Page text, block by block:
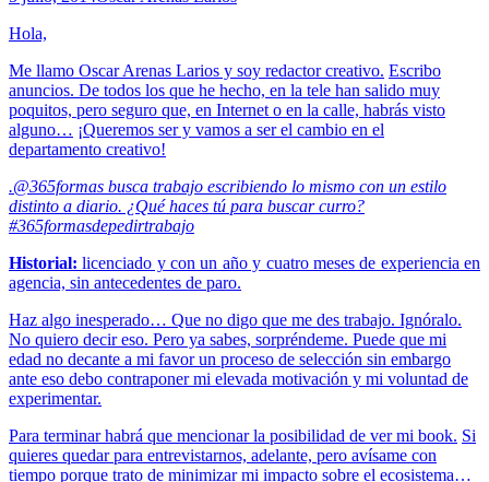
Hola,
Me llamo Oscar Arenas Larios y soy redactor creativo. Escribo
anuncios. De todos los que he hecho, en la tele han salido muy
poquitos, pero seguro que, en Internet o en la calle, habrás visto
alguno… ¡Queremos ser y vamos a ser el cambio en el
departamento creativo!
.@365formas busca trabajo escribiendo lo mismo con un estilo
distinto a diario. ¿Qué haces tú para buscar curro?
#365formasdepedirtrabajo
Historial: licenciado y con un año y cuatro meses de experiencia en
agencia, sin antecedentes de paro.
Haz algo inesperado… Que no digo que me des trabajo. Ignóralo.
No quiero decir eso. Pero ya sabes, sorpréndeme. Puede que mi
edad no decante a mi favor un proceso de selección sin embargo
ante eso debo contraponer mi elevada motivación y mi voluntad de
experimentar.
Para terminar habrá que mencionar la posibilidad de ver mi book. Si
quieres quedar para entrevistarnos, adelante, pero avísame con
tiempo porque trato de minimizar mi impacto sobre el ecosistema…